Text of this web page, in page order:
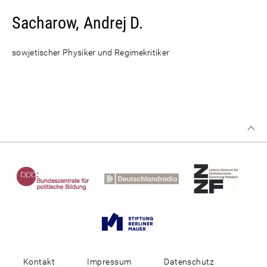
Sacharow, Andrej D.
sowjetischer Physiker und Regimekritiker
Kontakt Impressum Datenschutz